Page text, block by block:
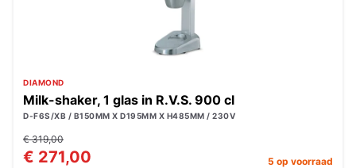
DIAMOND
Milk-shaker, 1 glas in R.V.S. 900 cl
D-F6S/XB / B150MM X D195MM X H485MM / 230V
€ 319,00
€ 271,00 5 op voorraad